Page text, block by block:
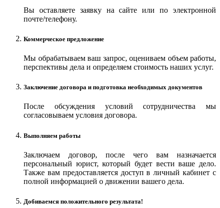
Вы оставляете заявку на сайте или по электронной
почте/телефону.
Коммерческое предложение
Мы обрабатываем ваш запрос, оцениваем объем работы,
перспективы дела и определяем стоимость наших услуг.
Заключение договора и подготовка необходимых документов
После обсуждения условий сотрудничества мы
согласовываем условия договора.
Выполняем работы
Заключаем договор, после чего вам назначается
персональный юрист, который будет вести ваше дело.
Также вам предоставляется доступ в личный кабинет с
полной информацией о движении вашего дела.
Добиваемся положительного результата!